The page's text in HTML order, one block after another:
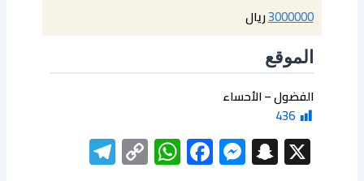
3000000ريال
الموقع
الفضول – الأحساء
436
X
Snapchat
Messenger
Facebook
WhatsApp
Copy